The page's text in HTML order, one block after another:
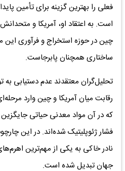
فعلی را بهترین گزینه برای تأمین
است. به اعتقاد او، آمریکا و
چین در حوزه استخراج و فرآوری این
ساختاری همچنان پابرجاست.
تحلیل‌گران معتقدند عدم دستیابی
رقابت میان آمریکا و چین وارد
که در آن مواد معدنی حیاتی جایگزین
فشار ژئوپلیتیک شده‌اند. در این
نادر خاکی به یکی از مهم‌ترین
جهان تبدیل شده است.